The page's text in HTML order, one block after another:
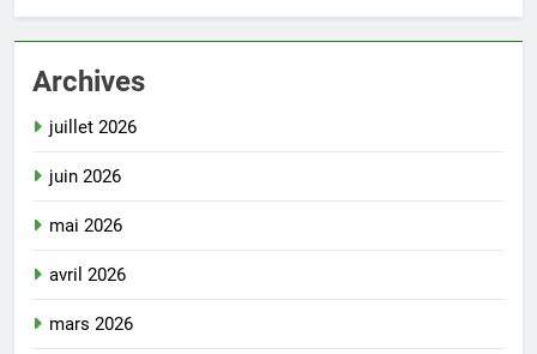
Archives
juillet 2026
juin 2026
mai 2026
avril 2026
mars 2026